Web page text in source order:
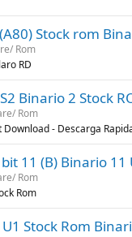
Stock rom
Rom
RD
Binario 2 Stock
Rom
- Descarga
11 (B) Binario 11
Rom
Rom
Stock Rom